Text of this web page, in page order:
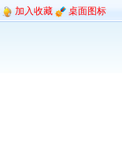
加入收藏 桌面图标